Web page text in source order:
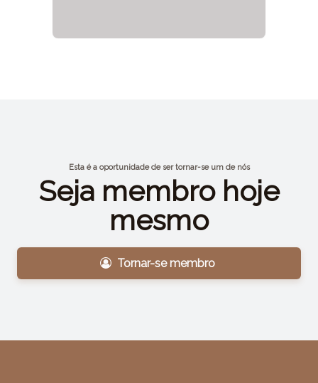
Esta é a oportunidade de ser tornar-se um de nós
Seja membro hoje
mesmo
Tornar-se membro